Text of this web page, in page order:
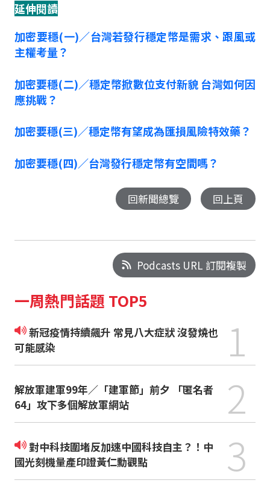
延伸閱讀
加密要穩(一)／台灣若發行穩定幣是需求、跟風或
主權考量？
加密要穩(二)／穩定幣掀數位支付新貌 台灣如何因
應挑戰？
加密要穩(三)／穩定幣有望成為匯損風險特效藥？
加密要穩(四)／台灣發行穩定幣有空間嗎？
回新聞總覽 回上頁
Podcasts URL 訂閱複製
一周熱門話題 TOP5
新冠疫情持續飆升 常見八大症狀 沒發燒也
可能感染
1
解放軍建軍99年／「建軍節」前夕 「匿名者
64」攻下多個解放軍網站
2
對中科技圍堵反加速中國科技自主？！中
國光刻機量產印證黃仁勳觀點
3